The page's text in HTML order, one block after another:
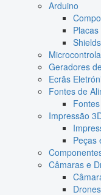
Arduino
Geradores
Ecrãs
Fontes de
Impressão
Peças
Câmaras e